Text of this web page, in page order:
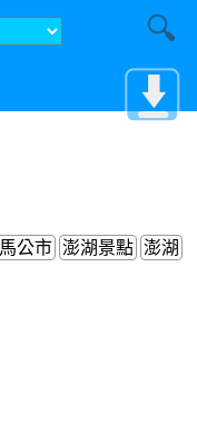
馬公市 澎湖景點 澎湖